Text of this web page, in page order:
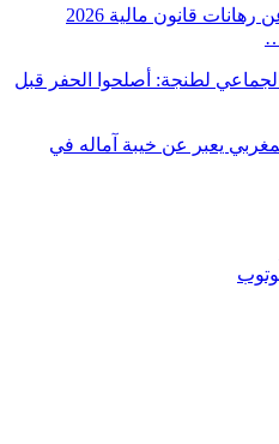
الدكتور مجد عبد المنعم يتحدث عن رهانات قانون مالية 2026
لطنجة: أصلحوا الحفر قبل
يعبر عن خيبة آماله في